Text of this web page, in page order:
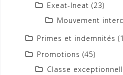
Exeat-Ineat (23)
Mouvement
Primes et indemnités
Promotions (45)
Classe